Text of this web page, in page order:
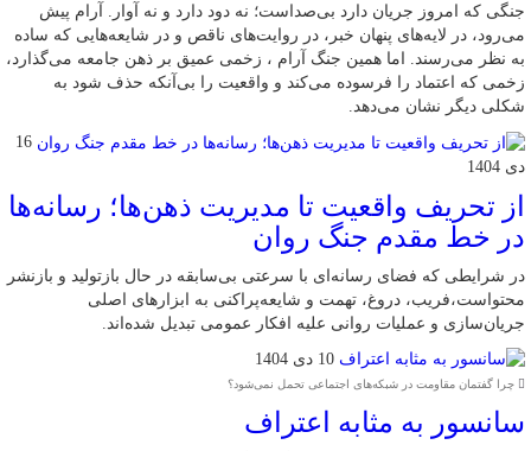
جنگی که امروز جریان دارد بی‌صداست؛ نه دود دارد و نه آوار. آرام پیش
می‌رود، در لایه‌های پنهان خبر، در روایت‌های ناقص و در شایعه‌هایی که ساده
به نظر می‌رسند. اما همین جنگ آرام ، زخمی عمیق بر ذهن جامعه می‌گذارد،
زخمی که اعتماد را فرسوده می‌کند و واقعیت را بی‌آنکه حذف شود به
شکلی دیگر نشان می‌دهد.
16
دی 1404
از تحریف واقعیت تا مدیریت ذهن‌ها؛ رسانه‌ها
در خط مقدم جنگ روان
در شرایطی که فضای رسانه‌ای با سرعتی بی‌سابقه در حال بازتولید و بازنشر
محتواست،فریب، دروغ، تهمت و شایعه‌پراکنی به ابزارهای اصلی
جریان‌سازی و عملیات روانی علیه افکار عمومی تبدیل شده‌اند.
10 دی 1404
چرا گفتمان مقاومت در شبکه‌های اجتماعی تحمل نمی‌شود؟
سانسور به مثابه اعتراف